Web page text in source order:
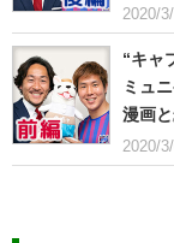
2020/
“キャ
ミュ
漫画
2020/